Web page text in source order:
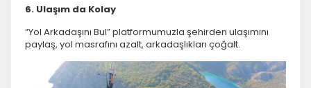
6. Ulaşım da Kolay
“Yol Arkadaşını Bul” platformumuzla şehirden ulaşımını
paylaş, yol masrafını azalt, arkadaşlıkları çoğalt.